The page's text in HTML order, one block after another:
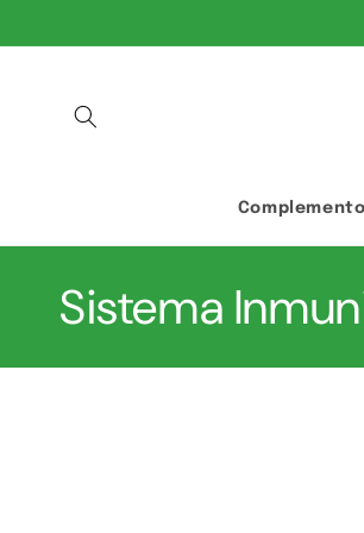
CONTENIDO
C
o
Sistema